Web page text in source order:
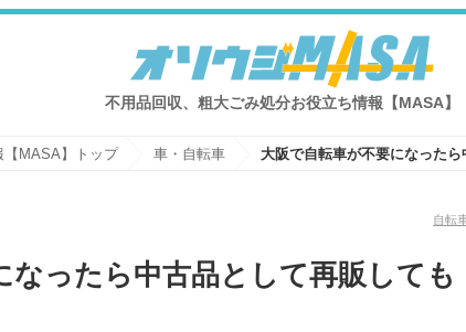
不用品回収、粗大ごみ処分お役立ち情報【MASA】
【MASA】トップ 車・自転車
自転
なったら中古品として再販しても